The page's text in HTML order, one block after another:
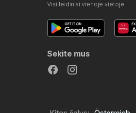
Visi leidiniai vienoje vietoje
Sekite mus